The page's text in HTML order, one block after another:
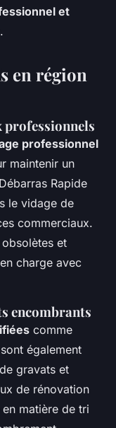
et
.
en région
professionnels
professionnel
maintenir un
Rapide
le vidage de
commerciaux.
et
charge avec
encombrants
comme
également
gravats et
de rénovation
matière de tri